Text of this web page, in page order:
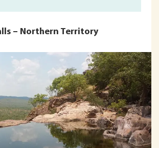
– Northern Territory